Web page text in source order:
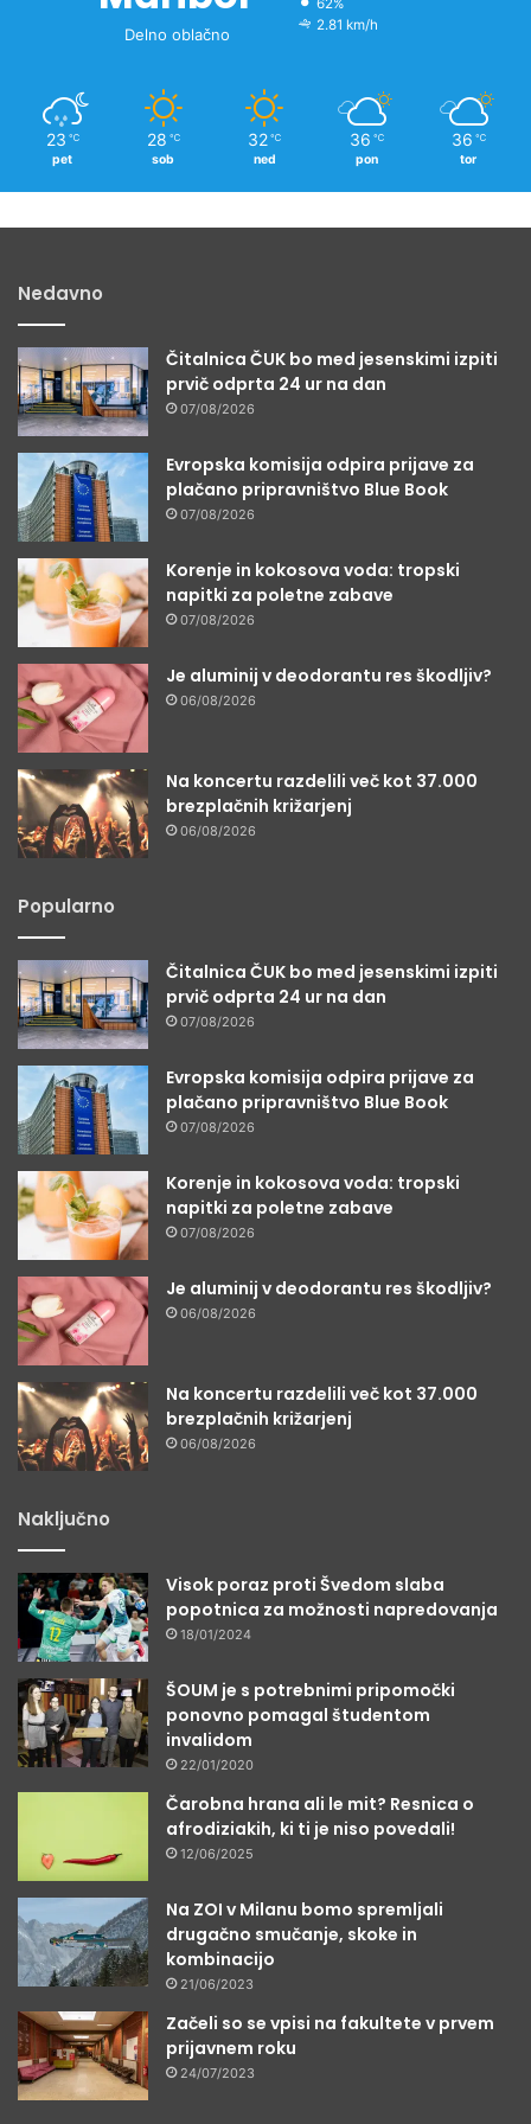
Delno oblačno
62%
2.81 km/h
23 ℃
pet
28 ℃
sob
32 ℃
ned
36 ℃
pon
36 ℃
tor
Nedavno
Čitalnica ČUK bo med jesenskimi izpiti
prvič odprta 24 ur na dan
07/08/2026
Evropska komisija odpira prijave za
plačano pripravništvo Blue Book
07/08/2026
Korenje in kokosova voda: tropski
napitki za poletne zabave
07/08/2026
Je aluminij v deodorantu res škodljiv?
06/08/2026
Na koncertu razdelili več kot 37.000
brezplačnih križarjenj
06/08/2026
Popularno
Čitalnica ČUK bo med jesenskimi izpiti
prvič odprta 24 ur na dan
07/08/2026
Evropska komisija odpira prijave za
plačano pripravništvo Blue Book
07/08/2026
Korenje in kokosova voda: tropski
napitki za poletne zabave
07/08/2026
Je aluminij v deodorantu res škodljiv?
06/08/2026
Na koncertu razdelili več kot 37.000
brezplačnih križarjenj
06/08/2026
Naključno
Visok poraz proti Švedom slaba
popotnica za možnosti napredovanja
18/01/2024
ŠOUM je s potrebnimi pripomočki
ponovno pomagal študentom
invalidom
22/01/2020
Čarobna hrana ali le mit? Resnica o
afrodiziakih, ki ti je niso povedali!
12/06/2025
Na ZOI v Milanu bomo spremljali
drugačno smučanje, skoke in
kombinacijo
21/06/2023
Začeli so se vpisi na fakultete v prvem
prijavnem roku
24/07/2023